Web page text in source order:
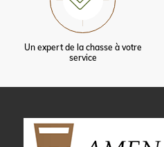
Un expert de la chasse à votre
service